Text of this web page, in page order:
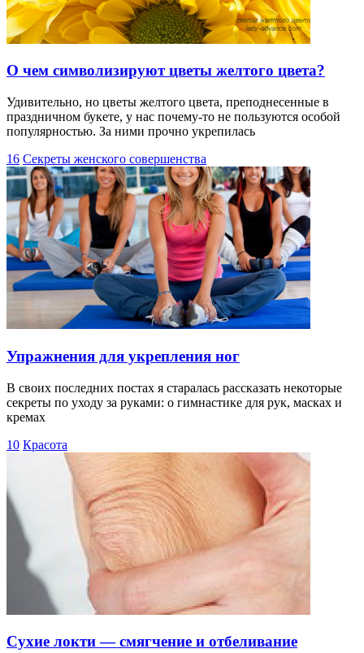
О чем символизируют цветы желтого цвета?
Удивительно, но цветы желтого цвета, преподнесенные в
праздничном букете, у нас почему-то не пользуются особой
популярностью. За ними прочно укрепилась
16 Секреты женского совершенства
Упражнения для укрепления ног
В своих последних постах я старалась рассказать некоторые
секреты по уходу за руками: о гимнастике для рук, масках и
кремах
10 Красота
Сухие локти — смягчение и отбеливание